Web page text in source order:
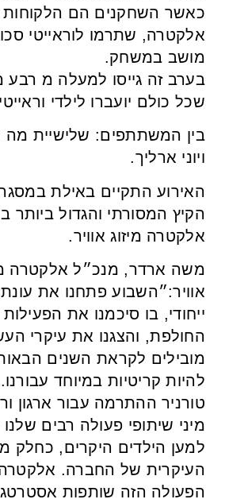
כאשר השחקנים הם הלקוחות
אלקטרה, שתרמו לוראייטי
מושב במשחק.
בערב זה גייסו למעלה מ רבע
שכל כולם יועברו לילדי
בין המשתתפים: שלישיית מה
ויוני ארליך.
האירוע התקיים באילת
הקיץ המסורתי והגדול ביותר
אלקטרה מיזוג אוויר.
משה ארדר, מנכ״ל אלקטרה
אוויר:״השבוע פתחנו את
ייחודי, בו סיכמנו את
החולפת, והצגנו את עיקרי
מובילים לקראת השנים
להיות קריטיות במיוחד עבורנו.
טורניר ההתרמה עבור ארגון
מיני שיתופי פעולה רבים
למען הילדים היקרים, כחלק
העיקרית של החברה.
הפעולה הזה שותפות